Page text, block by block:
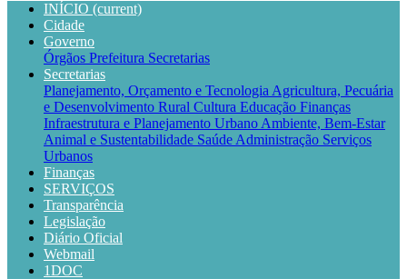
INÍCIO (current)
Cidade
Governo
Órgãos Prefeitura Secretarias
Secretarias
Planejamento, Orçamento e Tecnologia Agricultura, Pecuária
e Desenvolvimento Rural Cultura Educação Finanças
Infraestrutura e Planejamento Urbano Ambiente, Bem-Estar
Animal e Sustentabilidade Saúde Administração Serviços
Urbanos
Finanças
SERVIÇOS
Transparência
Legislação
Diário Oficial
Webmail
1DOC